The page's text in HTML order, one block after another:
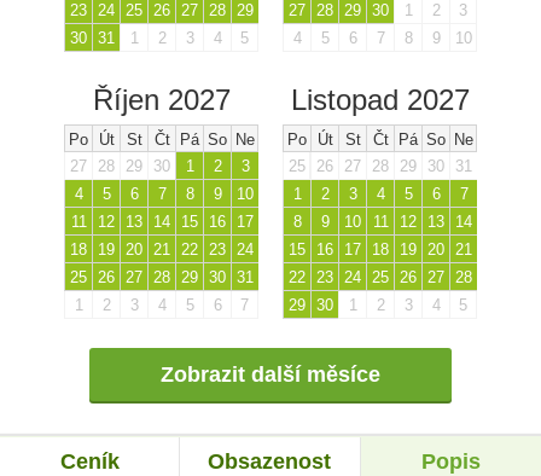
23 24 25 26 27 28 29
30 31 1 2 3 4 5
27 28 29 30 1 2
3
4
5 6 7 8 9 10
Říjen 2027
Po Út St Čt Pá So Ne
27
28 29 30 1 2
3
4
5 6 7 8 9
10
11
12 13 14 15 16
17
18
19 20 21 22 23 24
25 26 27 28 29 30 31
1
2 3 4 5 6 7
Listopad 2027
Po Út St Čt Pá So Ne
25
26 27 28 29 30
31
1
2 3 4 5 6
7
8
9 10 11 12 13
14
15
16 17 18 19 20 21
22 23 24 25 26 27 28
29 30 1 2 3 4 5
Zobrazit další měsíce
Ceník Obsazenost Popis